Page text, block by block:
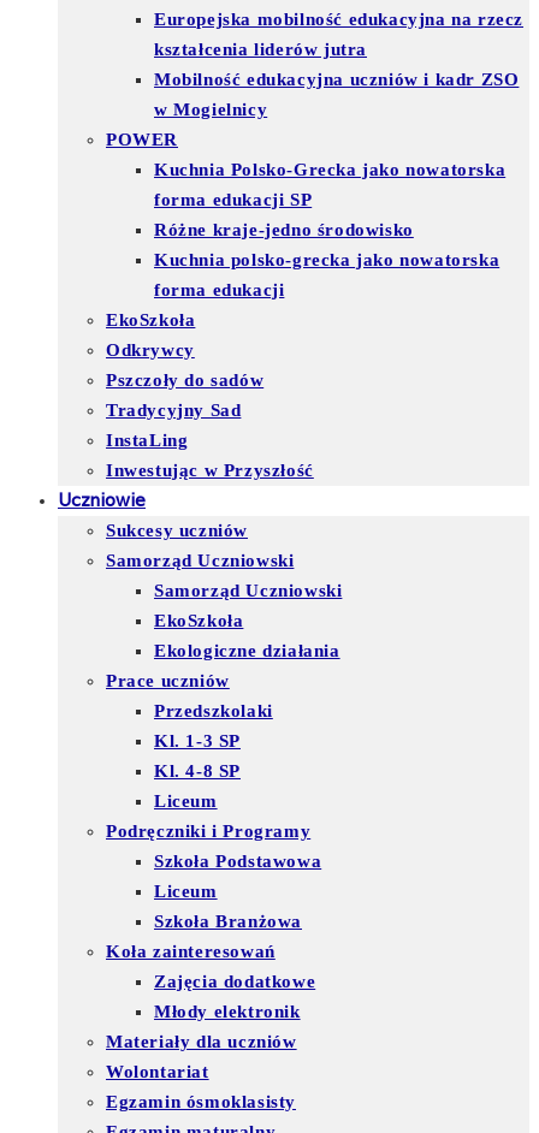
Europejska mobilność edukacyjna na rzecz
kształcenia liderów jutra
Mobilność edukacyjna uczniów i kadr ZSO
w Mogielnicy
POWER
Kuchnia Polsko-Grecka jako nowatorska
forma edukacji SP
Różne kraje-jedno środowisko
Kuchnia polsko-grecka jako nowatorska
forma edukacji
EkoSzkoła
Odkrywcy
Pszczoły do sadów
Tradycyjny Sad
InstaLing
Inwestując w Przyszłość
Uczniowie
Sukcesy uczniów
Samorząd Uczniowski
Samorząd Uczniowski
EkoSzkoła
Ekologiczne działania
Prace uczniów
Przedszkolaki
Kl. 1-3 SP
Kl. 4-8 SP
Liceum
Podręczniki i Programy
Szkoła Podstawowa
Liceum
Szkoła Branżowa
Koła zainteresowań
Zajęcia dodatkowe
Młody elektronik
Materiały dla uczniów
Wolontariat
Egzamin ósmoklasisty